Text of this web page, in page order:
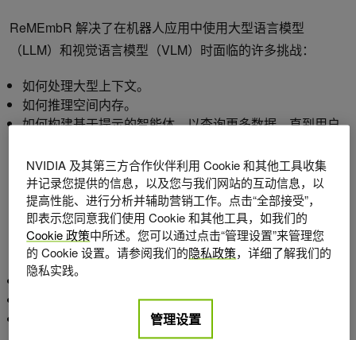
ReMEmbR 解决了在机器人应用中使用大型语言模型
（LLM）和视觉语言模型（VLM）时面临的许多挑战：
如何处理大型上下文。
如何推理空间内存。
如何构建基于提示的智能体，以查询更多数据，直到用户
为了更进一步，我们还构建了一个在真正的机器人上使用
ReMEmbR 的示例。我们使用 Nova Carter 和NVIDIA Isaac
ROS完成了这一步，并分享了我们的代码和步骤。有关更多
信息，请参阅以下资源：
ReMEmbR
/NVIDIA-AI-IOT/记住GitHub 库
ReMEmbR：为机器人导航构建长距时空记忆并进行推理
NVIDIA 及其第三方合作伙伴利用 Cookie 和其他工具收集
并记录您提供的信息，以及您与我们网站的互动信息，以
提高性能、进行分析并辅助营销工作。点击“全部接受”，
即表示您同意我们使用 Cookie 和其他工具，如我们的
Cookie 政策中所述。您可以通过点击“管理设置”来管理您
的 Cookie 设置。请参阅我们的隐私政策，详细了解我们的
隐私实践。
管理设置